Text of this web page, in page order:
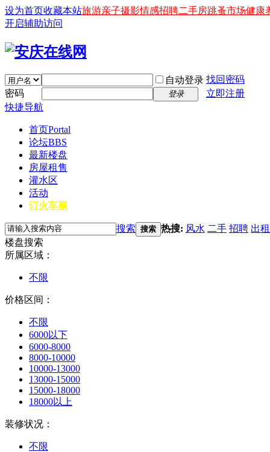
设为首页收藏本站旅游亲子摄影情感招聘二手房跳蚤市场健康
开启辅助访问
自动登录 找回密码
密码
登录
立即注册
快捷导航
首页Portal
论坛BBS
最新楼盘
房屋租售
灌水区
活动
订火车票
搜索 搜索 热搜: 风水 二手 招聘 出租
楼盘搜索
所属区域：
不限
价格区间：
不限
6000以下
6000-8000
8000-10000
10000-13000
13000-15000
15000-18000
18000以上
装修状况：
不限